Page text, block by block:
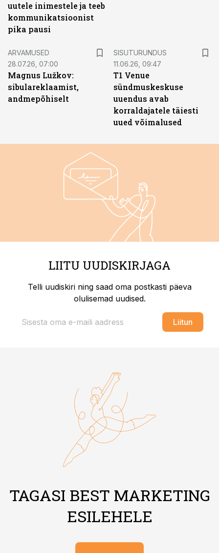
uutele inimestele ja teeb
kommunikatsioonist
pika pausi
ARVAMUSED
28.07.26, 07:00
Magnus Lužkov:
sibulareklaamist,
andmepõhiselt
SISUTURUNDUS
11.06.26, 09:47
T1 Venue
sündmuskeskuse
uuendus avab
korraldajatele täiesti
uued võimalused
LIITU UUDISKIRJAGA
Telli uudiskiri ning saad oma postkasti päeva
olulisemad uudised.
Liitun
TAGASI BEST MARKETING
ESILEHELE